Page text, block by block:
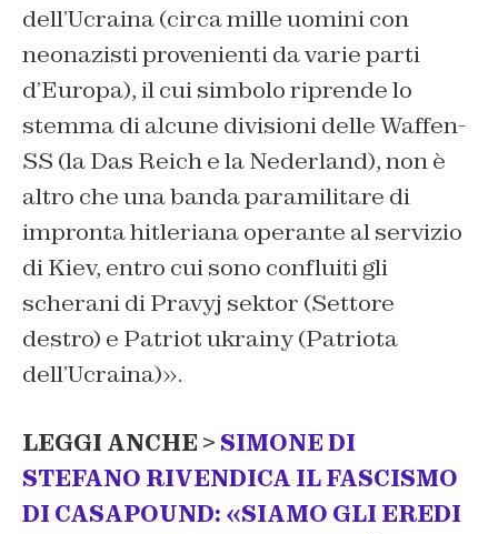
dell’Ucraina (circa mille uomini con
neonazisti provenienti da varie parti
d’Europa), il cui simbolo riprende lo
stemma di alcune divisioni delle Waffen-
SS (la Das Reich e la Nederland), non è
altro che una banda paramilitare di
impronta hitleriana operante al servizio
di Kiev, entro cui sono confluiti gli
scherani di Pravyj sektor (Settore
destro) e Patriot ukrainy (Patriota
dell’Ucraina)».
LEGGI ANCHE > SIMONE DI
STEFANO RIVENDICA IL FASCISMO
DI CASAPOUND: «SIAMO GLI EREDI